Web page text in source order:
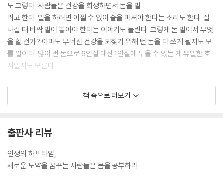
?
운동의 중요성을 모르는 사람은 없다. 하지만 운동을 꾸준히 지속적으로
하는 사람 또한 별로 없다. 아는 것과 행하는 것이 그만큼 힘든 것이다. 그
동안 운동을 하지 않은 것은 아니었다. 늘 하다 말다를 반복했다. 재미도 없
고 별다른 효과도 느끼지 못했기 때문이다. 내 몸에 대해, 운동법에 대해 무
공부하고 있다. 알수록 신기하고 신비롭다. 내 몸을 대상으로 배운 것을 실
?
대기업 사장을 하는 친구들이 여럿 있는데 이들의 스케줄 역시 이 상무와
도 그렇다. 사람들은 건강을 희생하면서 돈을 벌
려고 한다. 일을 하려면 어쩔 수 없이 술을 마셔야 한다는 소리도 한다. 잘
나갈 때 바짝 벌어 놓아야 한다는 이야기도 들린다. 그렇게 돈 벌어서 무엇
을 할 건가? 아마도 무너진 건강을 되찾기 위해 번 돈을 다 쓰게 될지도 모
를 일이다. 많이 번 돈으로 6인실 대신 1인실에 누울 수 있는 게 유일한 호
사일지도 모른다.
--- “제발 몸에 관심을 가져라”에서 (p.19)
에 머문다. 현재의 몸만큼 중요한 것은 없다. 그렇기 때문에 몸은 늘 모든
것에 우선한다. 몸이 곧 당신이다. 몸을 돌보는 것은 자신을 위한 일인 동시
에 남을 위한 일이다.
책 속으로 더보기
출판사 리뷰
인생의 하프타임,
새로운 도약을 꿈꾸는 사람들은 몸을 공부하라